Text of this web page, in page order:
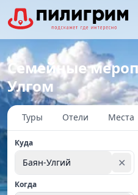
Семейные
Улгом
Туры Отели Места
Куда
Баян-Улгий ✕
Когда